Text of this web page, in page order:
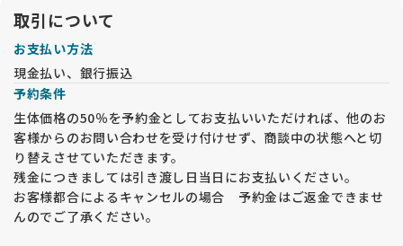
取引について
お支払い方法
現金払い、銀行振込
予約条件
生体価格の50％を予約金としてお支払いいただければ、他のお
客様からのお問い合わせを受け付けせず、商談中の状態へと切
り替えさせていただきます。
残金につきましては引き渡し日当日にお支払いください。
お客様都合によるキャンセルの場合 予約金はご返金できませ
んのでご了承ください。